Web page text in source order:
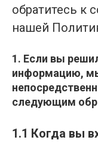
обратитесь к
нашей
1. Если вы
информацию,
следующим
1.1 Когда вы